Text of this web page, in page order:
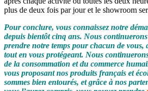
plus de deux fois par jour et le showroom
Pour conclure, vous connaissez notre
depuis bientôt cinq ans. Nous
prendre notre temps pour chacun de vous,
tout en vous protégeant. Nous
de la consommation et du commerce
vous proposant nos produits français et
sommes bien entourés, et grâce à nos